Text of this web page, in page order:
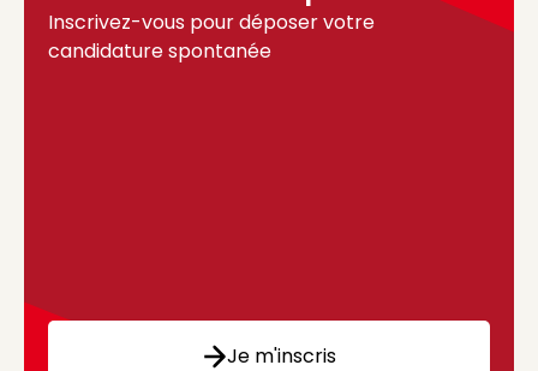
Inscrivez-vous pour déposer votre
candidature spontanée
Je m'inscris